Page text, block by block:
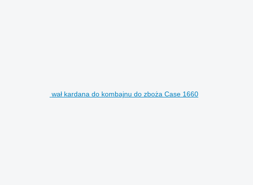
wał kardana do kombajnu do zboża Case 1660